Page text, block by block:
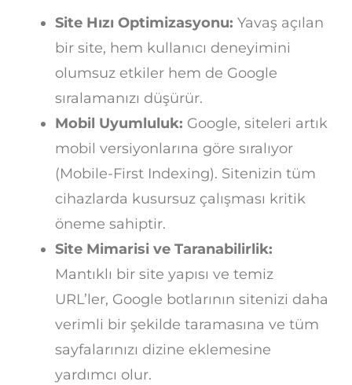
Site Hızı Optimizasyonu: Yavaş açılan
bir site, hem kullanıcı deneyimini
olumsuz etkiler hem de Google
sıralamanızı düşürür.
Mobil Uyumluluk: Google, siteleri artık
mobil versiyonlarına göre sıralıyor
(Mobile-First Indexing). Sitenizin tüm
cihazlarda kusursuz çalışması kritik
öneme sahiptir.
Site Mimarisi ve Taranabilirlik:
Mantıklı bir site yapısı ve temiz
URL’ler, Google botlarının sitenizi daha
verimli bir şekilde taramasına ve tüm
sayfalarınızı dizine eklemesine
yardımcı olur.